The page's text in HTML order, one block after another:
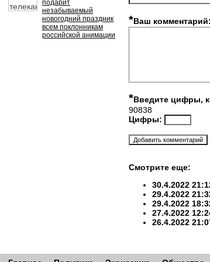
подарит
незабываемый
новогодний праздник
всем поклонникам
российской анимации
*Ваш комментарий:
*Введите цифры,
90838
Цифры:
Смотрите еще:
30.4.2022
29.4.2022
29.4.2022
27.4.2022
26.4.2022